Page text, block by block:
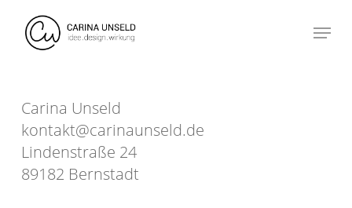
main
Menu
Carina Unseld
kontakt@carinaunseld.de
Lindenstraße 24
89182 Bernstadt